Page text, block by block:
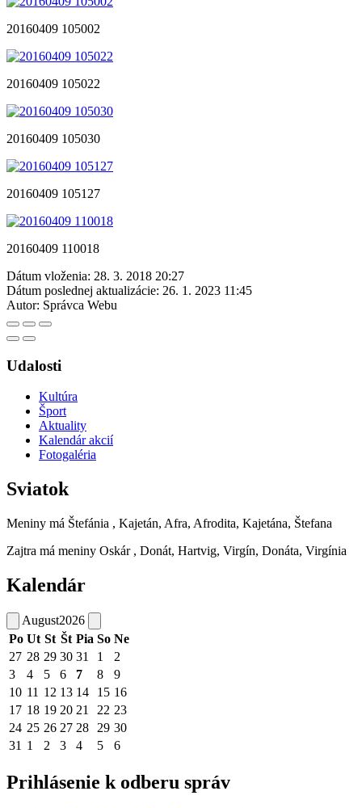
20160409 105002
20160409 105022
20160409 105030
20160409 105127
20160409 110018
Dátum vloženia: 28. 3. 2018 20:27
Dátum poslednej aktualizácie: 26. 1. 2023 11:45
Autor: Správca Webu
Udalosti
Kultúra
Šport
Aktuality
Kalendár akcií
Fotogaléria
Sviatok
Meniny má Štefánia , Kajetán, Afra, Afrodita, Kajetána, Štefana
Zajtra má meniny Oskár , Donát, Hartvig, Virgín, Donáta, Virgínia
Kalendár
August2026
Po Ut St Št Pia So Ne
27 28 29 30 31 1
2
3
4 5 6 7 8
9
10 11 12 13 14 15 16
17 18 19 20 21 22 23
24 25 26 27 28 29 30
31 1 2 3 4 5 6
Prihlásenie k odberu správ